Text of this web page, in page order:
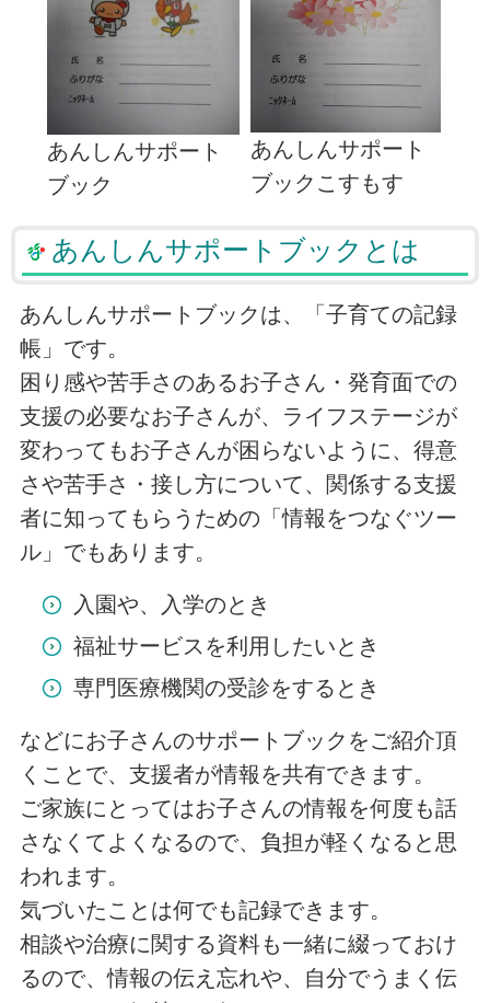
あんしんサポート
ブック
あんしんサポート
ブックこすもす
あんしんサポートブックとは
あんしんサポートブックは、「子育ての記録
帳」です。
困り感や苦手さのあるお子さん・発育面での
支援の必要なお子さんが、ライフステージが
変わってもお子さんが困らないように、得意
さや苦手さ・接し方について、関係する支援
者に知ってもらうための「情報をつなぐツー
ル」でもあります。
入園や、入学のとき
福祉サービスを利用したいとき
専門医療機関の受診をするとき
などにお子さんのサポートブックをご紹介頂
くことで、支援者が情報を共有できます。
ご家族にとってはお子さんの情報を何度も話
さなくてよくなるので、負担が軽くなると思
われます。
気づいたことは何でも記録できます。
相談や治療に関する資料も一緒に綴っておけ
るので、情報の伝え忘れや、自分でうまく伝